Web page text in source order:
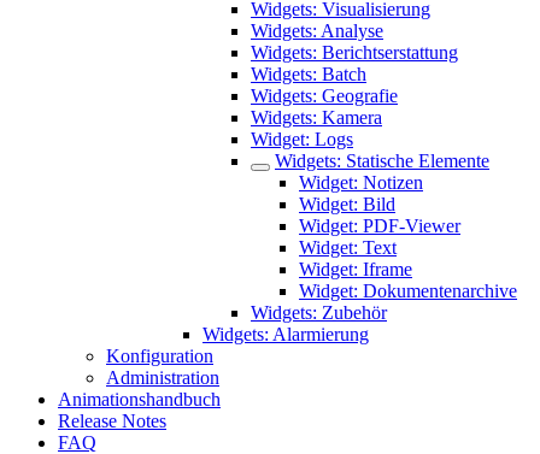
Widgets: Visualisierung
Widgets: Analyse
Widgets: Berichtserstattung
Widgets: Batch
Widgets: Geografie
Widgets: Kamera
Widget: Logs
Widgets: Statische Elemente
Widget: Notizen
Widget: Bild
Widget: PDF-Viewer
Widget: Text
Widget: Iframe
Widget: Dokumentenarchive
Widgets: Zubehör
Widgets: Alarmierung
Konfiguration
Administration
Animationshandbuch
Release Notes
FAQ